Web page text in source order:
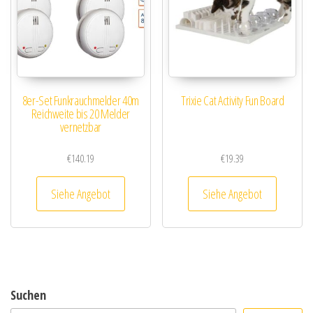
8er-Set Funkrauchmelder 40m
Reichweite bis 20 Melder
vernetzbar
€140.19
Siehe Angebot
Trixie Cat Activity Fun Board
€19.39
Siehe Angebot
Suchen